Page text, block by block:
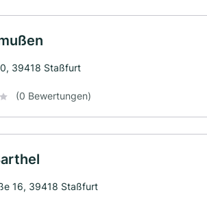
39418 Staßfurt
(0 Bewertungen)
16, 39418 Staßfurt